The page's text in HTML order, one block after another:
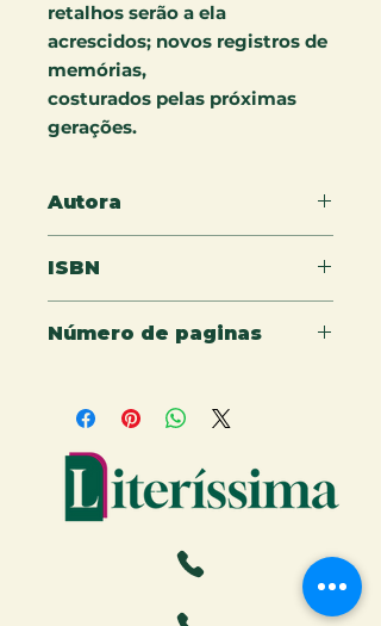
retalhos serão a ela
acrescidos; novos registros de
memórias,
costurados pelas próximas
gerações.
Autora
ISBN
Número de paginas